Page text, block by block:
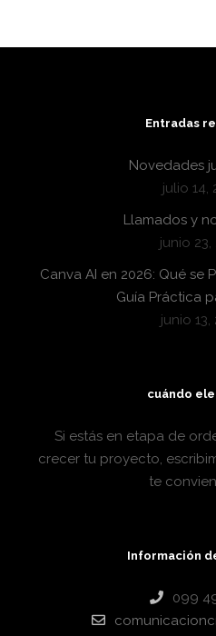
Entradas
Novedades
julio 14,
Llamados y
junio 23,
Canva AI en 2026: Qué se
Guía Práctica
junio 13,
cuándo
Si estás en etapa de
crecer tu proyecto,
te
Información
099